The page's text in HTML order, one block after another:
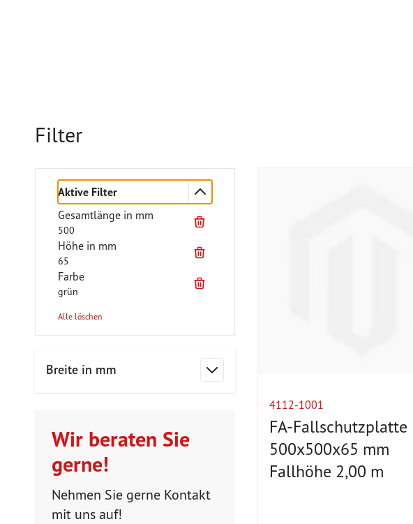
Filter
Aktive Filter
Gesamtlänge in mm
500
Höhe in mm
65
Farbe
grün
Alle löschen
Breite in mm
Wir beraten Sie
gerne!
Nehmen Sie gerne Kontakt
mit uns auf!
4112-1001
FA-Fallschutzplatte
500x500x65 mm
Fallhöhe 2,00 m